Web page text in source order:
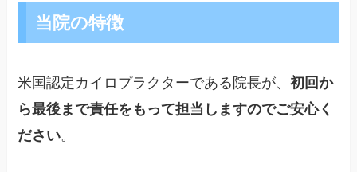
当院の特徴
米国認定カイロプラクターである院長が、初回か
ら最後まで責任をもって担当しますのでご安心く
ださい。